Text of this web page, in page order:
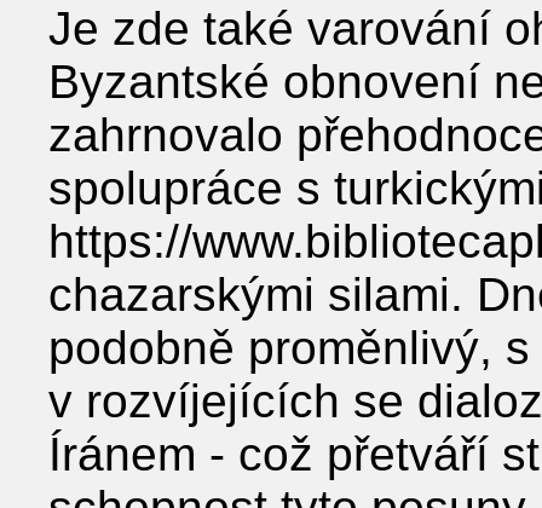
Je zde také varování
Byzantské obnovení
zahrnovalo
spolupráce s
https://
chazarskými silami.
podobně proměnlivý,
v rozvíjejících se
Íránem - což přetváří